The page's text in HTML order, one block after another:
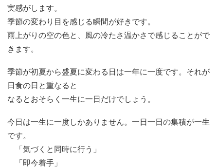
実感がします。
季節の変わり目を感じる瞬間が好きです。
雨上がりの空の色と、風の冷たさ温かさで感じることがで
きます。
季節が初夏から盛夏に変わる日は一年に一度です。それが
日食の日と重なると
なるとおそらく一生に一日だけでしょう。
今日は一生に一度しかありません。一日一日の集積が一生
です。
「気づくと同時に行う」
「即今着手」